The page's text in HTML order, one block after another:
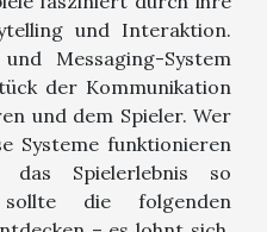
und Interaktion.
Messaging-System
der Kommunikation
und dem Spieler. Wer
Systeme funktionieren
Spielerlebnis so
die folgenden